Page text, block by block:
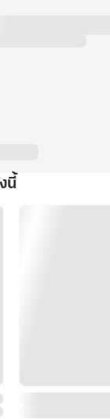
นี้